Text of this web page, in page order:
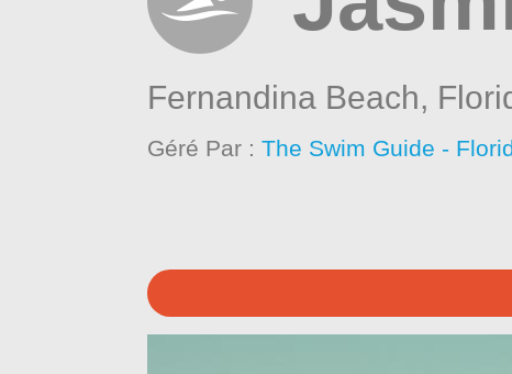
Fernandina Beach,
Géré Par :The Swim Guide -